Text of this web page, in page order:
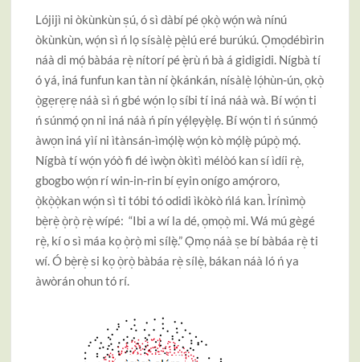
Lójijì ni òkùnkùn s̩ú, ó sì dàbí pé o̩kò̩ wó̩n wà nínú
òkùnkùn, wó̩n sì ń lọ sísàlè̩ pè̩lú eré burúkú. O̩mo̩débìrin
náà di mó̩ bàbáa rè̩ nítorí pé ẹ̀rù ń bà á gidigidi. Nígbà tí
ó yá, iná funfun kan tàn ní ọ̀kánkán, nísàlè̩ ló̩hùn-ún, o̩kò̩
ò̩ge̩re̩re̩ náà sì ń gbé wó̩n lo̩ síbi tí iná náà wà. Bí wó̩n ti
ń súnmọ́ ọn ni iná náà ń pín yẹ́lẹyẹ̀lẹ. Bí wó̩n ti ń súnmó̩
àwo̩n iná yìí ni ìtànsán-ìmọ́lẹ̀ wó̩n kò mọ́lẹ̀ púpò̩ mọ́.
Nígbà tí wó̩n yóò fi dé ìwọ̀n òkìtì mélòó kan sí ìdíi rè̩,
gbogbo wó̩n rí win-in-rin bí e̩yin onígo amọ́roro,
ò̩kò̩ò̩kan wó̩n sì ti tóbi tó odidi ìkòkò ńlá kan. Ìrínìmò̩
bè̩rè̩ ò̩rò̩ rè̩ wípé: “Ibi a wí la dé, o̩mo̩ò̩ mi. Wá mú gègé
rè̩, kí o sì máa ko̩ ò̩rò̩ mi sílẹ̀.” Ọmo̩ náà s̩e bí bàbáa rè̩ ti
wí. Ó bè̩rè̩ si ko̩ ò̩rò̩ bàbáa rè̩ sílè̩, bákan náà ló ń ya
àwòrán ohun tó rí.